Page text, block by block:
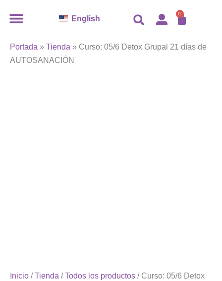
English 0
Portada » Tienda » Curso: 05/6 Detox Grupal 21 días de
AUTOSANACIÓN
Inicio /Tienda /Todos los productos / Curso: 05/6 Detox
05/6
Detox
21
de